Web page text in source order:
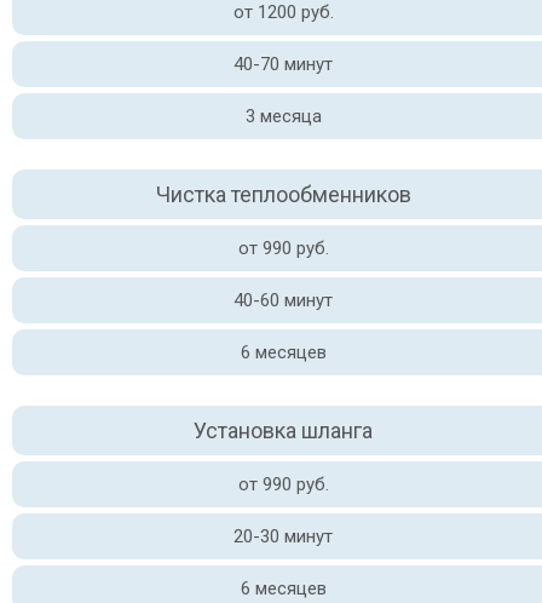
от 1200 руб.
40-70 минут
3 месяца
Чистка теплообменников
от 990 руб.
40-60 минут
6 месяцев
Установка шланга
от 990 руб.
20-30 минут
6 месяцев